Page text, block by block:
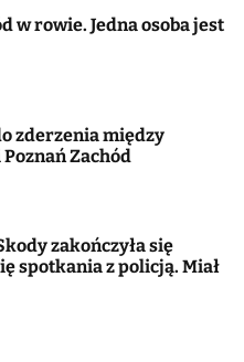
w rowie. Jedna osoba jest
zderzenia między
Zachód
zakończyła się
spotkania z policją. Miał